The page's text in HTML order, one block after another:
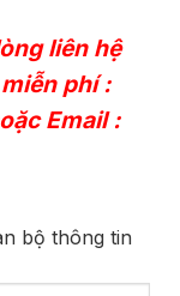
liên hệ
phí :
Email :
bộ thông tin